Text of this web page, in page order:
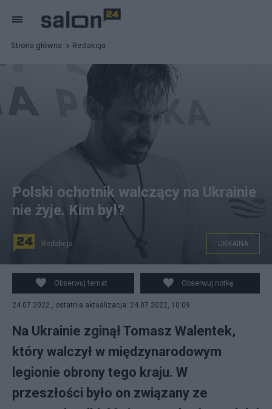
Strona główna Redakcja
W walkach na Ukrainie zginął polski ochotnik walczący
w międzynarodowym legionie obrony tego kraju.
Tomasz Walentek związany był też ze sportami walki.
(fot. Twitter/MMA Polska)
Polski ochotnik walczący na Ukrainie
nie żyje. Kim był?
Redakcja UKRAINA
Obserwuj temat Obserwuj notkę
24.07.2022 , ostatnia aktualizacja: 24.07.2022, 10:09
Na Ukrainie zginął Tomasz Walentek,
który walczył w międzynarodowym
legionie obrony tego kraju. W
przeszłości było on związany ze